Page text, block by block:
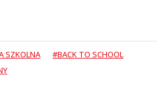
SZKOLNA
#BACK TO SCHOOL